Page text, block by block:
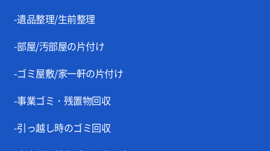
-遺品整理/生前整理
-部屋/汚部屋の片付け
-ゴミ屋敷/家一軒の片付け
-事業ゴミ・残置物回収
-引っ越し時のゴミ回収